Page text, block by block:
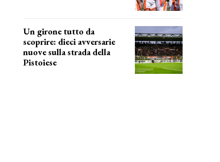
Un girone tutto da
scoprire: dieci avversarie
nuove sulla strada della
Pistoiese